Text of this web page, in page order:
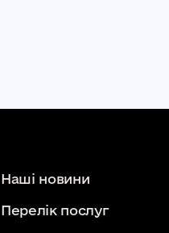
Наші новини
Перелік послуг